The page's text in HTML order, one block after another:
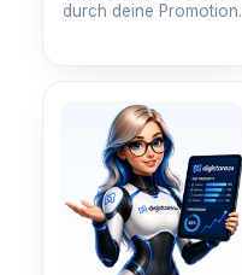
durch deine Promotion.